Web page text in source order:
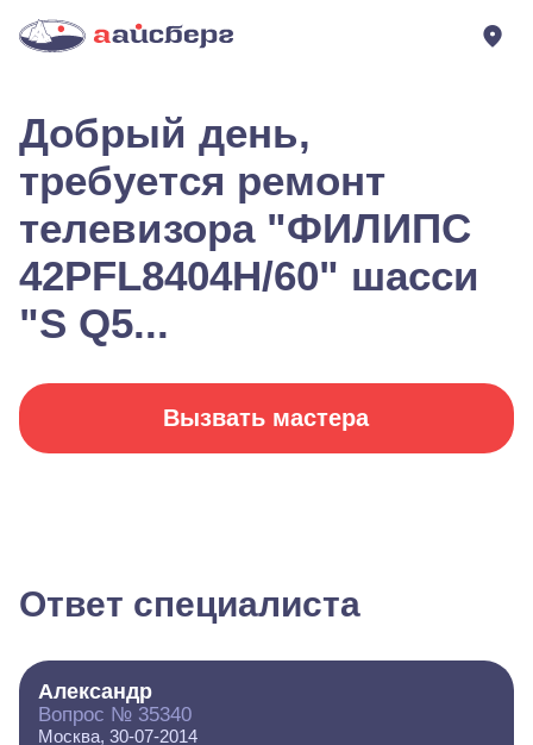
Добрый день,
требуется ремонт
телевизора "ФИЛИПС
42PFL8404H/60" шасси
"S Q5...
Вызвать мастера
Ответ специалиста
Александр
Вопрос № 35340
Москва, 30-07-2014